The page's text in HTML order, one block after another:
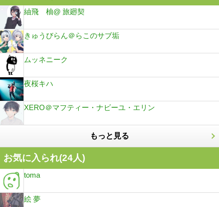
紬飛 柚@ 旅廻契
きゅうびらん＠らこのサブ垢
ムッネニーク
夜桜キハ
XERO＠マフティー・ナビーユ・エリン
もっと見る
お気に入られ(24人)
toma
絵 夢